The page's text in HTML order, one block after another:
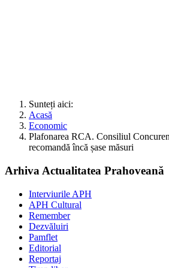
Sunteți aici:
Acasă
Economic
Plafonarea RCA. Consiliul
recomandă încă șase măsuri
Arhiva Actualitatea Prahoveană
Interviurile APH
APH Cultural
Remember
Dezvăluiri
Pamflet
Editorial
Reportaj